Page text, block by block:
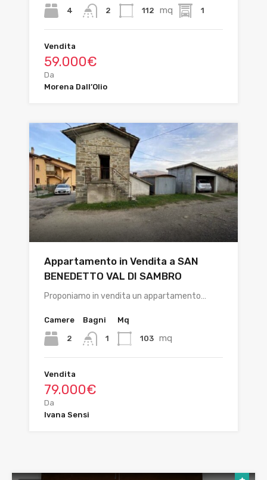
4 2 112 mq 1
Vendita
59.000€
Da
Morena Dall’Olio
Appartamento in Vendita a SAN
BENEDETTO VAL DI SAMBRO
Proponiamo in vendita un appartamento…
Camere
2
Bagni
1
Mq
103 mq
Vendita
79.000€
Da
Ivana Sensi